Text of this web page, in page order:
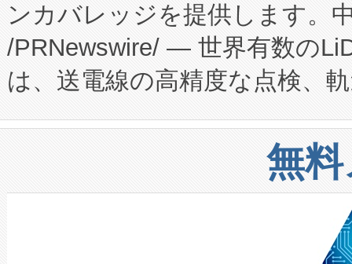
Fully-Connected Continuous
プログラムには、施設設計・
に関する技術移転および知的
構造化トレーニングカリキュ
上げおよび商用化段階におけ
設備整備および立ち上げ調整
加組織は、Enzeneのバイオ
選定された製品について、自
ーエネルギー貯蔵システム（
た。 Voltaiq独自のAI搭載プラ
定、統合、導入、運用に至る
安全性を追跡し、確保する事
増加しているデータセンター
る電力網に大きな負担をかけ
事業者の負担軽減という課題
系統連系を迅速にし、ピーク
ンカバレッジを提供します。
/PRNewswire/ — 世界有数の
は、送電線の高精度な点検、
や穀物倉庫におけるバルク材
リューション「Avia 2」を発
したAvia 2は、1,000メート
狭視野のFOVを切り替えるこ
ケーブル、枝などの細かな対
無